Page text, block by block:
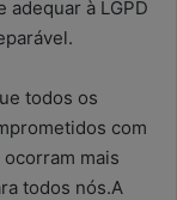
adequar à LGPD
todos os
com
mais
todos nós.A